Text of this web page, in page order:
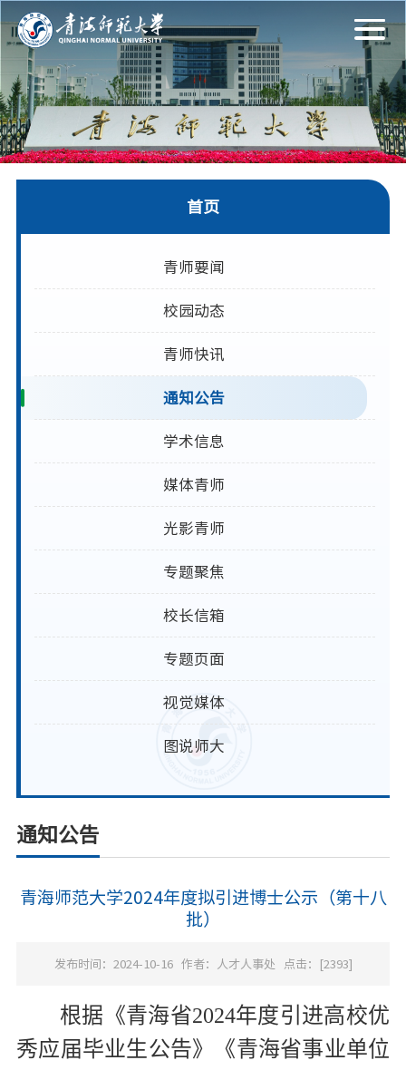
首页
青师要闻
校园动态
青师快讯
通知公告
学术信息
媒体青师
光影青师
专题聚焦
校长信箱
专题页面
视觉媒体
图说师大
通知公告
青海师范大学2024年度拟引进博士公示（第十八
批）
发布时间：2024-10-16 作者：人才人事处 点击：[2393]
根据《青海省2024年度引进高校优
秀应届毕业生公告》《青海省事业单位